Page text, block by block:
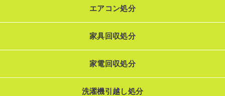
エアコン処分
家具回収処分
家電回収処分
洗濯機引越し処分